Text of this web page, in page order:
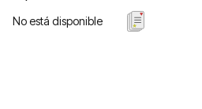
No está disponible